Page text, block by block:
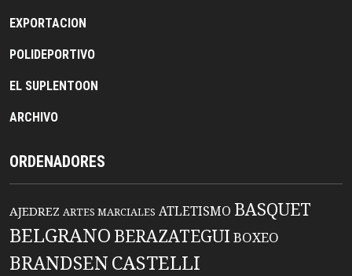
EXPORTACION
POLIDEPORTIVO
EL SUPLENTOON
ARCHIVO
ORDENADORES
AJEDREZ ARTES MARCIALES ATLETISMO BASQUET
BELGRANO BERAZATEGUIBOXEO
BRANDSENCASTELLI